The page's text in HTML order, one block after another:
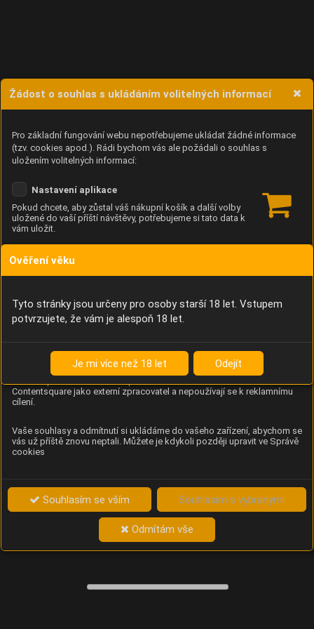
Žádost o souhlas s ukládáním volitelných informací
Pro základní fungování webu nepotřebujeme ukládat žádné informace
(tzv. cookies apod.). Rádi bychom vás ale požádali o souhlas s
uložením volitelných informací:
Nastavení aplikace
Pokud chcete, aby zůstal váš nákupní košík a další volby
uložené do vaší příští návštěvy, potřebujeme si tato data k
vám uložit.
Anonymní unikátní ID
Díky němu příště poznáme, že se jedná o stejné zařízení, a
Identifikátor je zcela anonymní.
Analýza chování návštěvníků na webu (pohyb kurzoru,
kliknutí, procházení stránek a heatmapy), která
provozovateli e-shopu Betelné škopek pomáhá zlepšovat
Contentsquare jako externí zpracovatel a nepoužívají se k reklamnímu
cílení.
Vaše souhlasy a odmítnutí si ukládáme do vašeho zařízení, abychom se
vás už příště znovu neptali. Můžete je kdykoli později upravit ve Správě
cookies
Souhlasím se vším Souhlasím s vybranými
Odmítám vše
Ověření věku
Tyto stránky jsou určeny pro osoby starší 18 let. Vstupem
potvrzujete, že vám je alespoň 18 let.
Je mi více než 18 let Odejít